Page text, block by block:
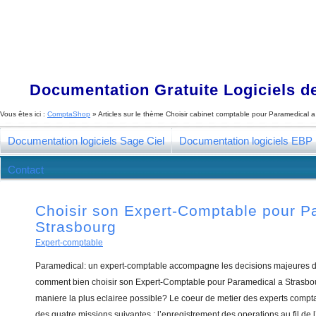
Documentation Gratuite Logiciels
Vous êtes ici : ComptaShop » Articles sur le thème Choisir cabinet comptable pour Paramedical
Documentation logiciels Sage Ciel Documentation logiciels EBP
Contact
Choisir son Expert-Comptable pour
Strasbourg
Expert-comptable
Paramedical: un expert-comptable accompagne les decisions majeures
comment bien choisir son Expert-Comptable pour Paramedical a
maniere la plus eclairee possible? Le coeur de metier des experts